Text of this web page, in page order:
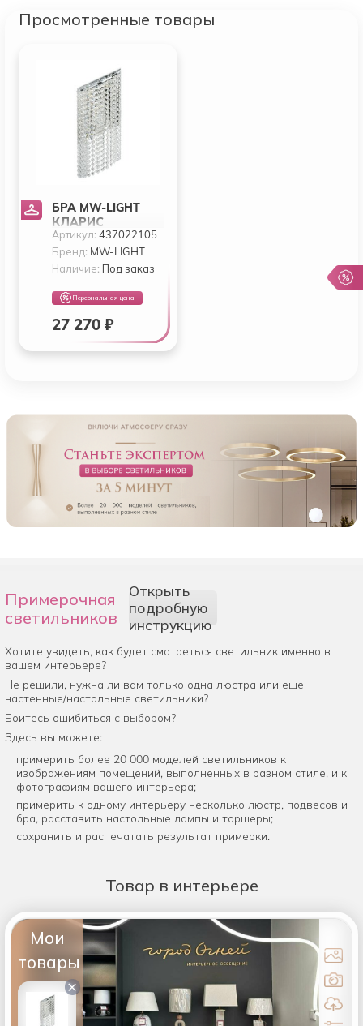
Просмотренные товары
БРА MW-LIGHT
КЛАРИС
437022105
Артикул:437022105
Бренд: MW-LIGHT
Наличие: Под заказ
Персональная цена
27 270 ₽
Примерочная
светильников
Открыть
подробную
инструкцию
Хотите увидеть, как будет смотреться светильник именно в
вашем интерьере?
Не решили, нужна ли вам только одна люстра или еще
настенные/настольные светильники?
Боитесь ошибиться с выбором?
Здесь вы можете:
примерить более 20 000 моделей светильников к
изображениям помещений, выполненных в разном стиле, и к
фотографиям вашего интерьера;
примерить к одному интерьеру несколько люстр, подвесов и
бра, расставить настольные лампы и торшеры;
сохранить и распечатать результат примерки.
Товар в интерьере
Мои
товары
×